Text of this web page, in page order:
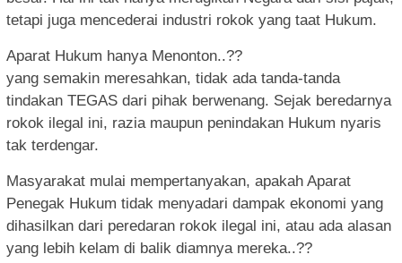
tetapi juga mencederai industri rokok yang taat Hukum.
Aparat Hukum hanya Menonton..??
yang semakin meresahkan, tidak ada tanda-tanda
tindakan TEGAS dari pihak berwenang. Sejak beredarnya
rokok ilegal ini, razia maupun penindakan Hukum nyaris
tak terdengar.
Masyarakat mulai mempertanyakan, apakah Aparat
Penegak Hukum tidak menyadari dampak ekonomi yang
dihasilkan dari peredaran rokok ilegal ini, atau ada alasan
yang lebih kelam di balik diamnya mereka..??